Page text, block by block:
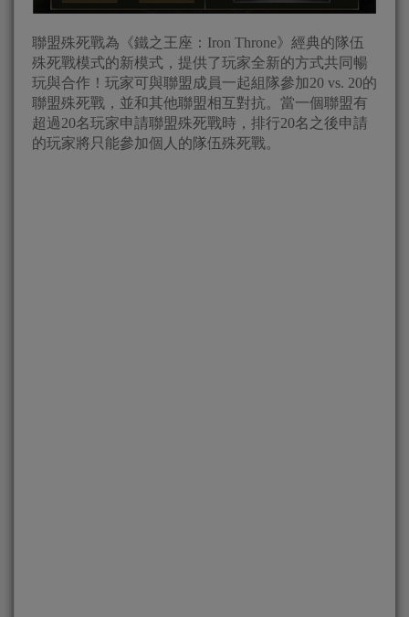
聯盟殊死戰為《鐵之王座：Iron Throne》經典的隊伍
殊死戰模式的新模式，提供了玩家全新的方式共同暢
玩與合作！玩家可與聯盟成員一起組隊參加20 vs. 20的
聯盟殊死戰，並和其他聯盟相互對抗。當一個聯盟有
超過20名玩家申請聯盟殊死戰時，排行20名之後申請
的玩家將只能參加個人的隊伍殊死戰。